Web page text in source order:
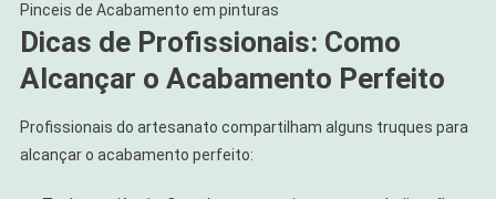
Pinceis de Acabamento em pinturas
Dicas de Profissionais: Como
Alcançar o Acabamento Perfeito
Profissionais do artesanato compartilham alguns truques para
alcançar o acabamento perfeito: